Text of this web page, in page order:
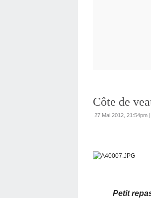
Côte de
27 Mai 2012, 21:54pm |
Petit